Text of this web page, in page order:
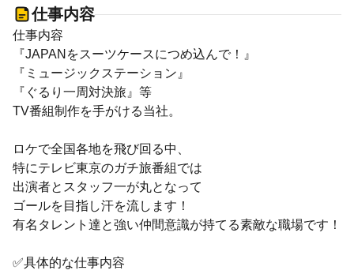
仕事内容
仕事内容
『JAPANをスーツケースにつめ込んで！』
『ミュージックステーション』
『ぐるり一周対決旅』等
TV番組制作を手がける当社。
ロケで全国各地を飛び回る中、
特にテレビ東京のガチ旅番組では
出演者とスタッフ一が丸となって
ゴールを目指し汗を流します！
有名タレント達と強い仲間意識が持てる素敵な職場です！
✅具体的な仕事内容